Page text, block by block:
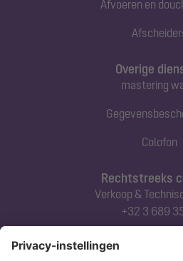
Afvoeren en
Rechtstreeks
Verkoop &
+32 3 689
Overige
mastering
Colofon